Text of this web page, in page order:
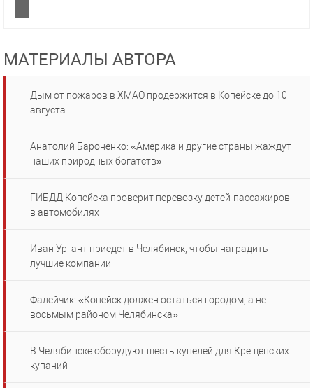
МАТЕРИАЛЫ АВТОРА
Дым от пожаров в ХМАО продержится в Копейске до 10
августа
Анатолий Бароненко: «Америка и другие страны жаждут
наших природных богатств»
ГИБДД Копейска проверит перевозку детей-пассажиров
в автомобилях
Иван Ургант приедет в Челябинск, чтобы наградить
лучшие компании
Фалейчик: «Копейск должен остаться городом, а не
восьмым районом Челябинска»
В Челябинске оборудуют шесть купелей для Крещенских
купаний